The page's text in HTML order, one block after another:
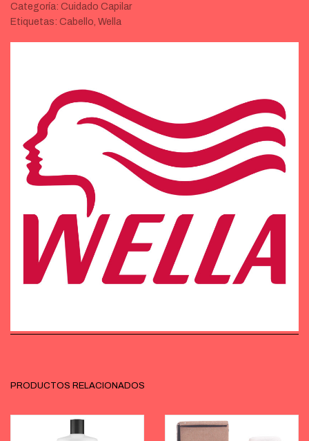
Categoría: Cuidado Capilar
Etiquetas: Cabello, Wella
PRODUCTOS RELACIONADOS